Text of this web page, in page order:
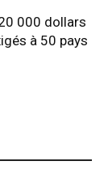
000 dollars
à 50 pays